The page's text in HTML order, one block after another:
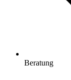
Beratung